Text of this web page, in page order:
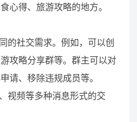
心得、旅游攻略的地方。
的社交需求。例如，可以创
攻略分享群等。群主可以对
请、移除违规成员等。
视频等多种消息形式的交